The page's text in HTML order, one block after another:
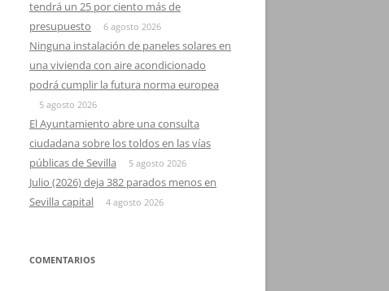
tendrá un 25 por ciento más de
presupuesto
6 agosto 2026
Ninguna instalación de paneles solares en
una vivienda con aire acondicionado
podrá cumplir la futura norma europea
5 agosto 2026
El Ayuntamiento abre una consulta
ciudadana sobre los toldos en las vías
públicas de Sevilla
5 agosto 2026
Julio (2026) deja 382 parados menos en
Sevilla capital
4 agosto 2026
COMENTARIOS